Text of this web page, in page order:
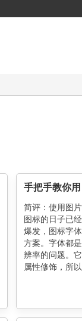
简评：使用图
图标的日子已
爆发，图标字
方案。字体都
辨率的问题。
属性修饰，所